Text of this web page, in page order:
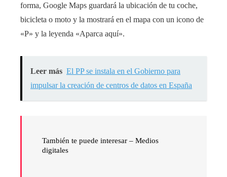
forma, Google Maps guardará la ubicación de tu coche,
bicicleta o moto y la mostrará en el mapa con un icono de
«P» y la leyenda «Aparca aquí».
Leer más El PP se instala en el Gobierno para
impulsar la creación de centros de datos en España
También te puede interesar – Medios
digitales